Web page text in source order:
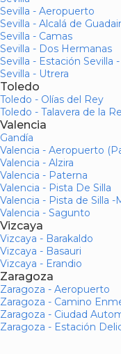
Sevilla - Aeropuerto
Sevilla - Alcalá de
Sevilla - Camas
Sevilla - Dos Hermanas
Sevilla - Estación Sevilla
Sevilla - Utrera
Toledo
Toledo - Olías del Rey
Toledo - Talavera de la
Valencia
Gandía
Valencia - Aeropuerto
Valencia - Alzira
Valencia - Paterna
Valencia - Pista De Silla
Valencia - Pista de Silla
Valencia - Sagunto
Vizcaya
Vizcaya - Barakaldo
Vizcaya - Basauri
Vizcaya - Erandio
Zaragoza
Zaragoza - Aeropuerto
Zaragoza - Camino
Zaragoza - Ciudad
Zaragoza - Estación